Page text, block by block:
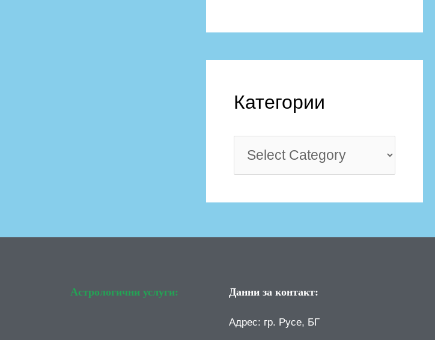
Категории
Астрологични услуги: Данни за контакт:
Адрес: гр. Русе, БГ